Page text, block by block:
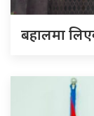
बहालमा